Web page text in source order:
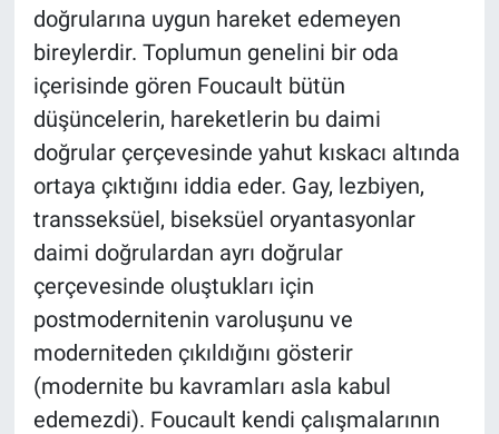
doğrularına uygun hareket edemeyen
bireylerdir. Toplumun genelini bir oda
içerisinde gören Foucault bütün
düşüncelerin, hareketlerin bu daimi
doğrular çerçevesinde yahut kıskacı altında
ortaya çıktığını iddia eder. Gay, lezbiyen,
transseksüel, biseksüel oryantasyonlar
daimi doğrulardan ayrı doğrular
çerçevesinde oluştukları için
postmodernitenin varoluşunu ve
moderniteden çıkıldığını gösterir
(modernite bu kavramları asla kabul
edemezdi). Foucault kendi çalışmalarının